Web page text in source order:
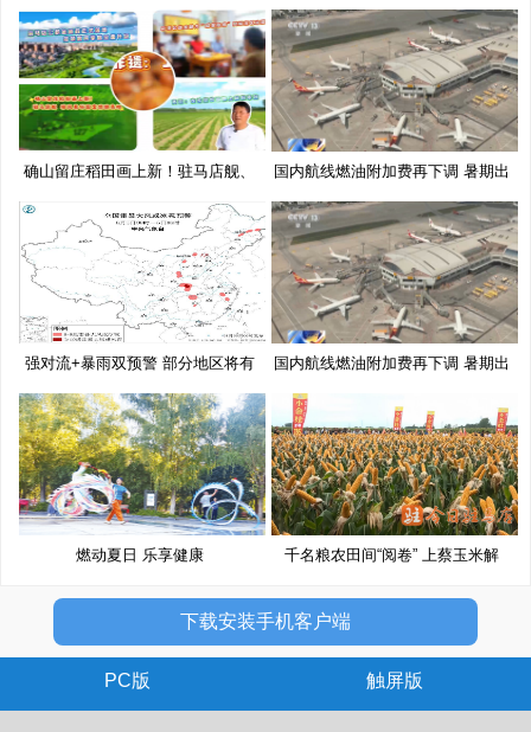
10
确山留庄稻田画上新！驻马店舰、
国内航线燃油附加费再下调 暑期出
强对流+暴雨双预警 部分地区将有
10
国内航线燃油附加费再下调 暑期出
燃动夏日 乐享健康 千名粮农田间“阅卷” 上蔡玉米解
下载安装手机客户端
PC版 触屏版